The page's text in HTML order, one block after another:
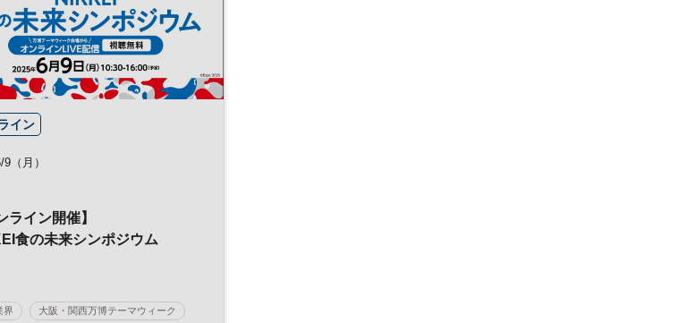
イン
（月）
ライン開催】
食の未来シンポジウム
界 大阪・関西万博テーマウィーク